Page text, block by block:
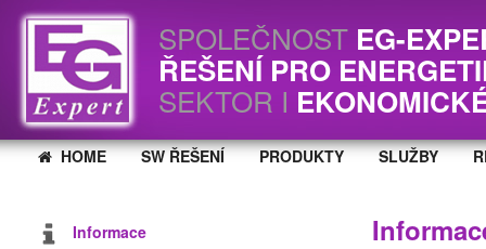
SPOLEČNOST EG-
ŘEŠENÍ PRO
SEKTOR I
HOME SW ŘEŠENÍ PRODUKTY SLUŽBY
Informace